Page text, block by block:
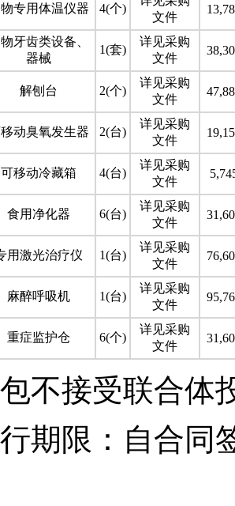
专用体温仪器 4(个)
文件
牙齿类设备、
器械
1(套)
详见采购
文件
解刨台 2(个)
详见采购
文件
动臭氧发生器 2(台)
详见采购
文件
可移动冷藏箱 4(台)
详见采购
文件
食用净化器 6(台)
详见采购
文件
用激光治疗仪 1(台)
详见采购
文件
麻醉呼吸机 1(台)
详见采购
文件
重症监护仓 6(个)
详见采购
文件
不接受联合体
期限：自合同